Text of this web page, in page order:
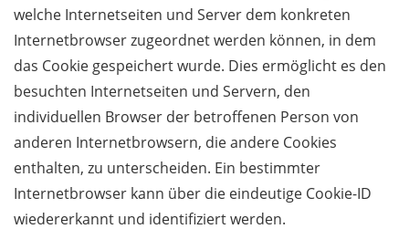
welche Internetseiten und Server dem konkreten
Internetbrowser zugeordnet werden können, in dem
das Cookie gespeichert wurde. Dies ermöglicht es den
besuchten Internetseiten und Servern, den
individuellen Browser der betroffenen Person von
anderen Internetbrowsern, die andere Cookies
enthalten, zu unterscheiden. Ein bestimmter
Internetbrowser kann über die eindeutige Cookie-ID
wiedererkannt und identifiziert werden.